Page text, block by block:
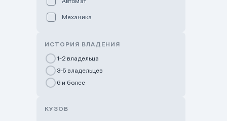
GWM Nurly Zhol
Chery Astana
Механика
ИСТОРИЯ ВЛАДЕНИЯ
1-2 владельца
3-5 владельцев
6 и более
КУЗОВ